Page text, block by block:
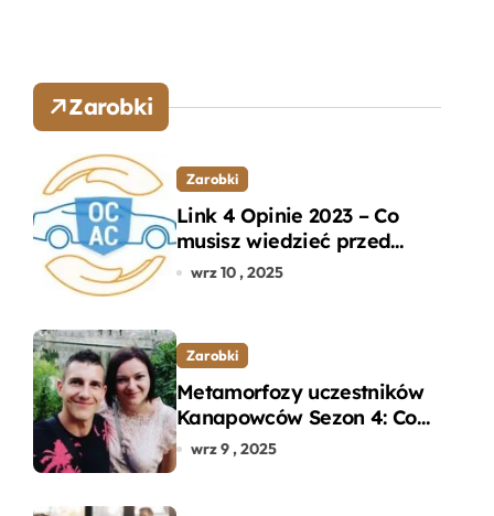
Zarobki
Zarobki
Link 4 Opinie 2023 – Co
musisz wiedzieć przed
wyborem ubezpieczenia
wrz 10 , 2025
Zarobki
Metamorfozy uczestników
Kanapowców Sezon 4: Co
naprawdę zaskoczyło
wrz 9 , 2025